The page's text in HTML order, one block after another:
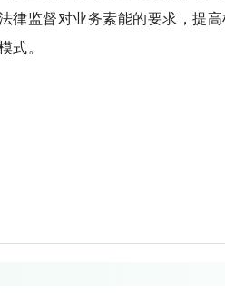
监督对业务素能的要求，提
。